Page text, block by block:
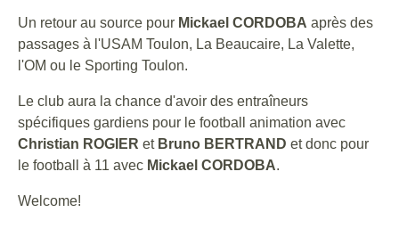
Un retour au source pour Mickael CORDOBA après des
passages à l'USAM Toulon, La Beaucaire, La Valette,
l'OM ou le Sporting Toulon.
Le club aura la chance d'avoir des entraîneurs
spécifiques gardiens pour le football animation avec
Christian ROGIER et Bruno BERTRAND et donc pour
le football à 11 avec Mickael CORDOBA.
Welcome!